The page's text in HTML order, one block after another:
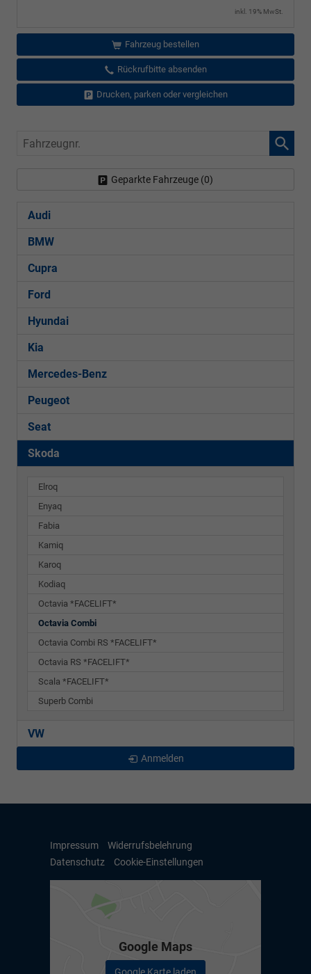
inkl. 19% MwSt.
Fahrzeug bestellen
Rückrufbitte absenden
Drucken, parken oder vergleichen
Fahrzeugnr.
Geparkte Fahrzeuge (0)
Audi
BMW
Cupra
Ford
Hyundai
Kia
Mercedes-Benz
Peugeot
Seat
Skoda
Elroq
Enyaq
Fabia
Kamiq
Karoq
Kodiaq
Octavia *FACELIFT*
Octavia Combi
Octavia Combi RS *FACELIFT*
Octavia RS *FACELIFT*
Scala *FACELIFT*
Superb Combi
VW
Anmelden
Impressum
Widerrufsbelehrung
Datenschutz
Cookie-Einstellungen
Google Maps